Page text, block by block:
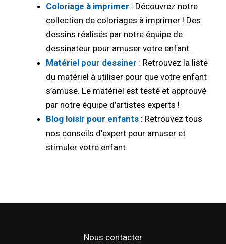
Coloriage à imprimer : Découvrez notre
collection de coloriages à imprimer ! Des
dessins réalisés par notre équipe de
dessinateur pour amuser votre enfant.
Matériel pour dessiner : Retrouvez la liste
du matériel à utiliser pour que votre enfant
s’amuse. Le matériel est testé et approuvé
par notre équipe d’artistes experts !
Blog loisir pour enfants : Retrouvez tous
nos conseils d’expert pour amuser et
stimuler votre enfant.
Nous contacter